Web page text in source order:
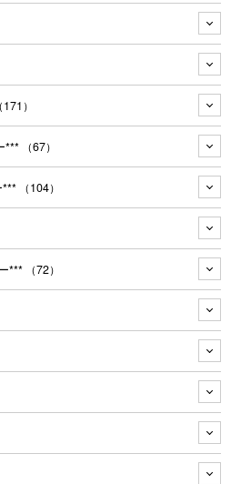
（171）
*** （67）
*** （104）
*** （72）